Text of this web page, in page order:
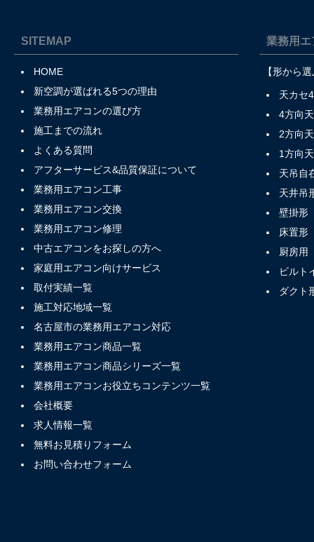
SITEMAP
HOME
新空調が選ばれる5つの理由
業務用エアコンの選び方
施工までの流れ
よくある質問
アフターサービス&品質保証について
業務用エアコン工事
業務用エアコン交換
業務用エアコン修理
中古エアコンをお探しの方へ
家庭用エアコン向けサービス
取付実績一覧
施工対応地域一覧
名古屋市の業務用エアコン対応
業務用エアコン商品一覧
業務用エアコン商品シリーズ一覧
業務用エアコンお役立ちコンテンツ一覧
会社概要
求人情報一覧
無料お見積りフォーム
お問い合わせフォーム
業務用エ
【形から
天カセ
4方向
2方向
1方向
天吊自
天井吊
壁掛形
床置形
厨房用
ビルト
ダクト